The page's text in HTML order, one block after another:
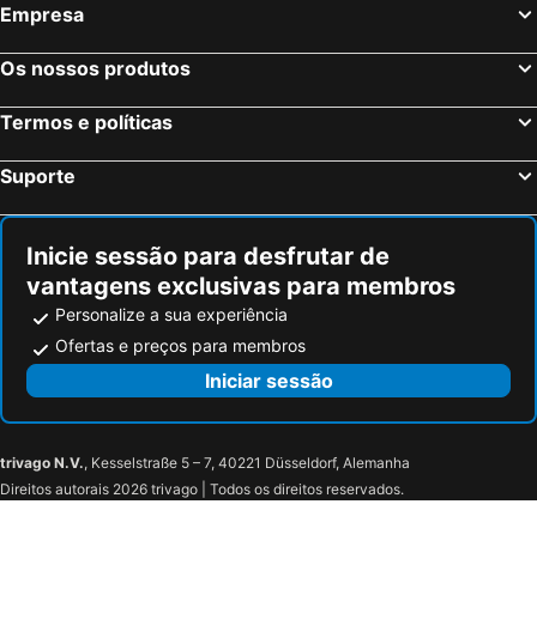
Empresa
Os nossos produtos
Termos e políticas
Suporte
Inicie sessão para desfrutar de
vantagens exclusivas para membros
Personalize a sua experiência
Ofertas e preços para membros
Iniciar sessão
trivago N.V., Kesselstraße 5 – 7, 40221 Düsseldorf, Alemanha
Direitos autorais 2026 trivago | Todos os direitos reservados.